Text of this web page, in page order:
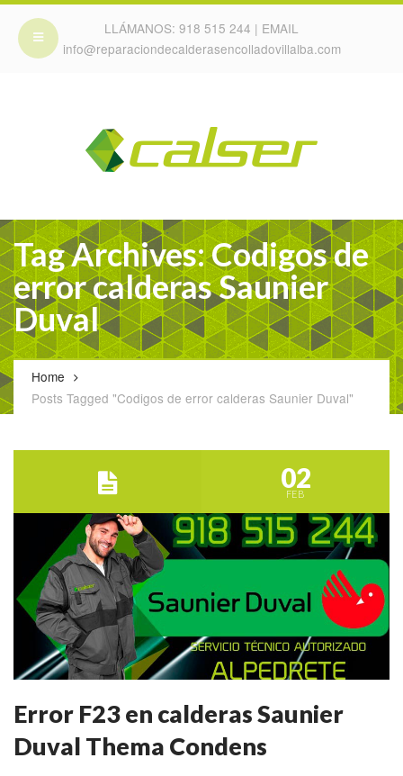
LLÁMANOS: 918 515 244 | EMAIL
info@reparaciondecalderasencolladovillalba.com
Tag Archives: Codigos de
error calderas Saunier
Duval
Home
Posts Tagged "Codigos de error calderas Saunier Duval"
02
FEB
Error F23 en calderas Saunier
Duval Thema Condens